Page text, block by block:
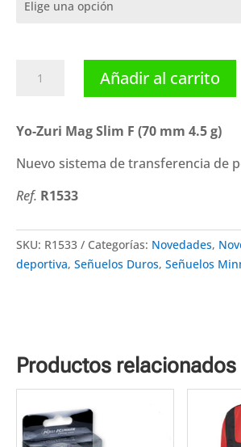
Slim
(70
mm
4.5
cantidad
Añadir al carrito
Yo-Zuri Mag Slim F (70 mm 4.5 g)
Nuevo sistema de transferencia de
Ref. R1533
SKU: R1533 Categorías: Novedades,
deportiva, Señuelos Duros, Señuelos
Productos relacionados